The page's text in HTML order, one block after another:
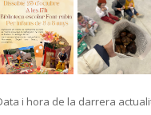
i hora de la darrera